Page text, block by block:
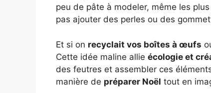
peu de pâte à modeler, même les
pas ajouter des perles ou des
Et si on recyclait vos boîtes à œufs
Cette idée maline allie écologie et
des feutres et assembler ces
manière de préparer Noël tout en